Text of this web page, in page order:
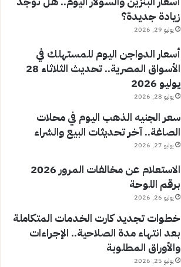
زيادة جديدة؟
يوليو 29, 2026
أسعار الدواجن اليوم للمستهلك في
الأسواق المصرية.. تحديث الثلاثاء 28
يوليو 2026
يوليو 28, 2026
سعر الجنيه الذهب اليوم في محلات
الصاغة.. آخر تحديثات البيع والشراء
يوليو 27, 2026
الاستعلام عن مخالفات المرور 2026
برقم اللوحة
يوليو 26, 2026
خطوات تجديد كارت الخدمات المتكاملة
بعد انتهاء مدة الصلاحية.. الإجراءات
والأوراق المطلوبة
يوليو 25, 2026